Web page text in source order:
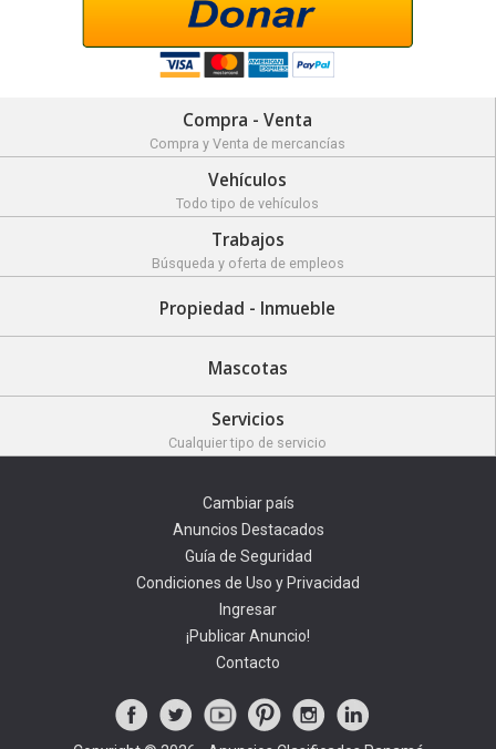
Compra - Venta
Compra y Venta de mercancías
Vehículos
Todo tipo de vehículos
Trabajos
Búsqueda y oferta de empleos
Propiedad - Inmueble
Mascotas
Servicios
Cualquier tipo de servicio
Cambiar país
Anuncios Destacados
Guía de Seguridad
Condiciones de Uso y Privacidad
Ingresar
¡Publicar Anuncio!
Contacto